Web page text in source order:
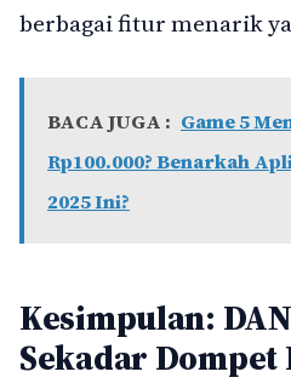
berbagai fitur menarik
BACA JUGA : Game 5
Rp100.000? Benarkah
2025 Ini?
Kesimpulan:
Sekadar